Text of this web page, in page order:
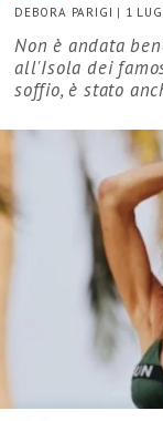
DEBORA PARIGI | 1
Non è andata
all'Isola dei
soffio, è stato